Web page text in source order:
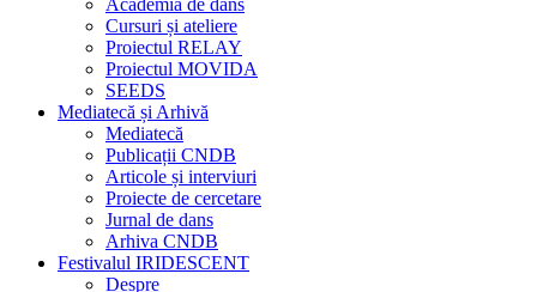
Academia de dans
Cursuri și ateliere
Proiectul RELAY
Proiectul MOVIDA
SEEDS
Mediatecă și Arhivă
Mediatecă
Publicații CNDB
Articole și interviuri
Proiecte de cercetare
Jurnal de dans
Arhiva CNDB
Festivalul IRIDESCENT
Despre